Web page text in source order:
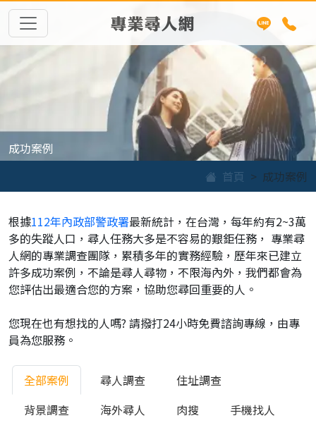
專業尋人網
成功案例
首頁
成功案例
根據112年內政部警政署最新統計，在台灣，每年約有2~3萬
多的失蹤人口，尋人任務大多是不容易的艱鉅任務， 專業尋
人網的專業調查團隊，累積多年的實務經驗，歷年來已建立
許多成功案例，不論是尋人尋物，不限海內外，我們都會為
您評估出最適合您的方案，協助您尋回重要的人。
您現在也有想找的人嗎? 請撥打24小時免費諮詢專線，由專
員為您服務。
全部案例 尋人調查
住址調查
背景調查
海外尋人 肉搜
手機找人